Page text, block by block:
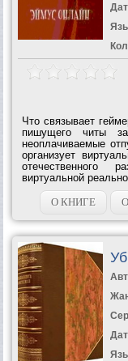
Что связывает
пишущего читы
неоплачиваемые
организует
отечественного
виртуальной
О КНИГЕ